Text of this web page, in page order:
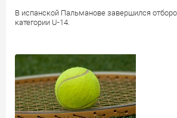
В испанской Пальманове завершился
категории U-14.